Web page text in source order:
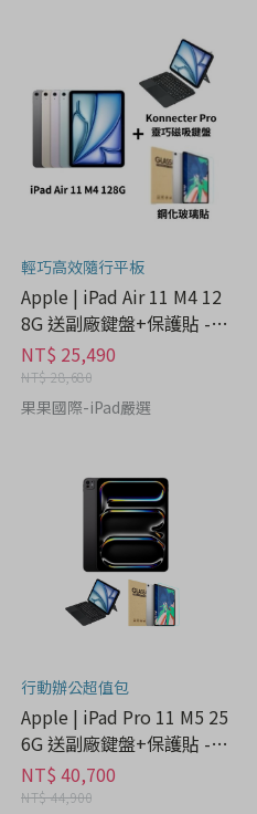
輕巧高效隨行平板
Apple | iPad Air 11 M4 12
8G 送副廠鍵盤+保護貼 - 3
C科技分期
NT$ 25,490
NT$ 28,680
果果國際-iPad嚴選
行動辦公超值包
Apple | iPad Pro 11 M5 25
6G 送副廠鍵盤+保護貼 - 3
C科技分期
NT$ 40,700
NT$ 44,900